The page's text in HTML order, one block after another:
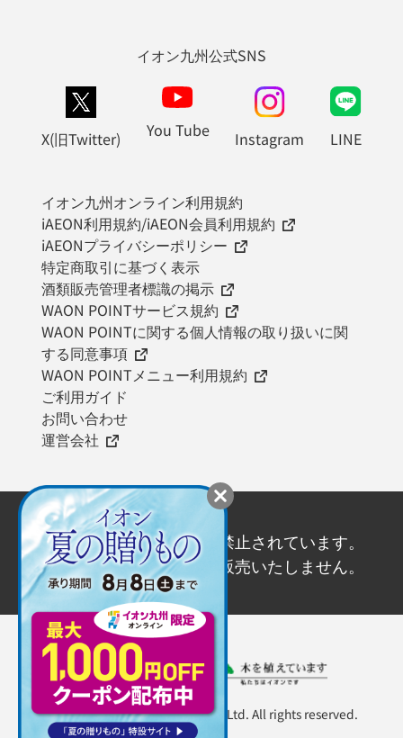
イオン九州公式SNS
X(旧Twitter) You Tube Instagram LINE
イオン九州オンライン利用規約
iAEON利用規約/iAEON会員利用規約
iAEONプライバシーポリシー
特定商取引に基づく表示
酒類販売管理者標識の掲示
WAON POINTサービス規約
WAON POINTに関する個人情報の取り扱いに関
する同意事項
WAON POINTメニュー利用規約
ご利用ガイド
お問い合わせ
運営会社
20歳未満の飲酒は法律で禁止されています。
20歳未満の方にはお酒を販売いたしません。
Copyright ©AEON KYUSHU Co., Ltd. All rights reserved.